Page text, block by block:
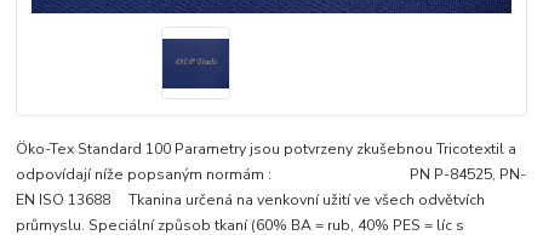
Öko-Tex Standard 100 Parametry jsou potvrzeny zkušebnou Tricotextil a
odpovídají níže popsaným normám : PN P-84525, PN-
EN ISO 13688 Tkanina určená na venkovní užití ve všech odvětvích
průmyslu. Speciální způsob tkaní (60% BA = rub, 40% PES = líc s